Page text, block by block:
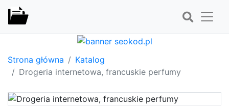
Strona główna
Katalog
Drogeria internetowa, francuskie perfumy